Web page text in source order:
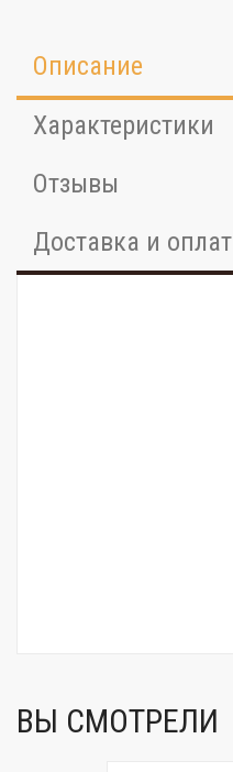
Описание
Характеристики
Отзывы
Доставка и
ВЫ СМОТРЕЛИ